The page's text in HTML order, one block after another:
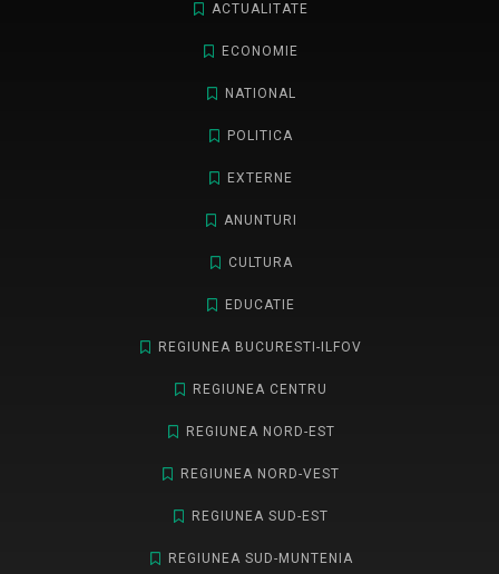
ACTUALITATE
ECONOMIE
NATIONAL
POLITICA
EXTERNE
ANUNTURI
CULTURA
EDUCATIE
REGIUNEA BUCURESTI-ILFOV
REGIUNEA CENTRU
REGIUNEA NORD-EST
REGIUNEA NORD-VEST
REGIUNEA SUD-EST
REGIUNEA SUD-MUNTENIA